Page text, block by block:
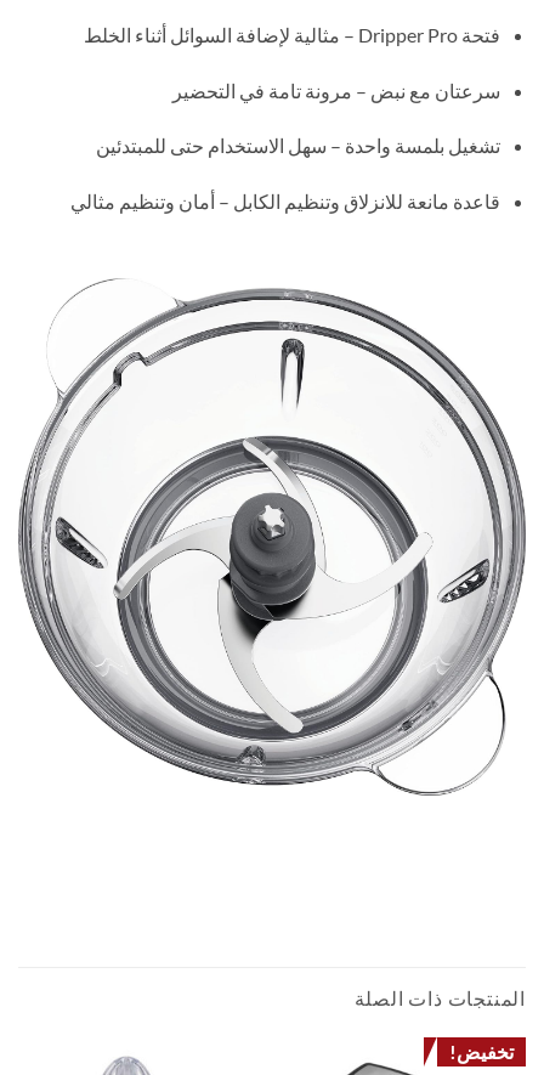
فتحة Dripper Pro – مثالية لإضافة السوائل أثناء الخلط
سرعتان مع نبض – مرونة تامة في التحضير
تشغيل بلمسة واحدة – سهل الاستخدام حتى للمبتدئين
قاعدة مانعة للانزلاق وتنظيم الكابل – أمان وتنظيم مثالي
المنتجات ذات الصلة
تخفيض!